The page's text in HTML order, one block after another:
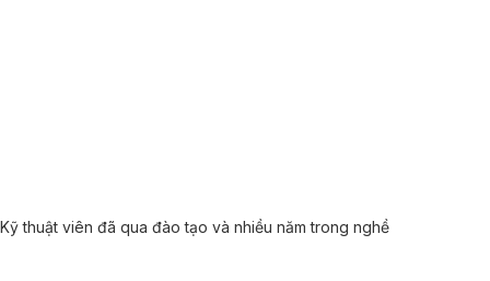
Kỹ thuật viên đã qua đào tạo và nhiều năm trong nghề